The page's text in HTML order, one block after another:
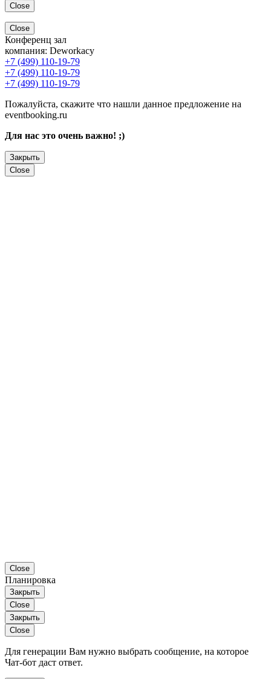
Close
Close
Конференц зал
компания: Deworkacy
+7 (499) 110-19-79
+7 (499) 110-19-79
+7 (499) 110-19-79
Пожалуйста, скажите что нашли данное предложение на
eventbooking.ru
Для нас это очень важно! ;)
Закрыть
Close
Close
Планировка
Закрыть
Close
Закрыть
Close
Для генерации Вам нужно выбрать сообщение, на которое
Чат-бот даст ответ.